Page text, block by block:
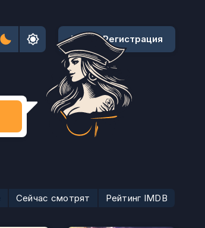
Вход / Регистрация
Сейчас смотрят Рейтинг IMDB